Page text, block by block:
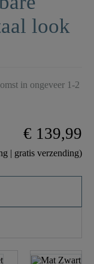
look
in ongeveer 1-2
€ 139,99
| gratis verzending)